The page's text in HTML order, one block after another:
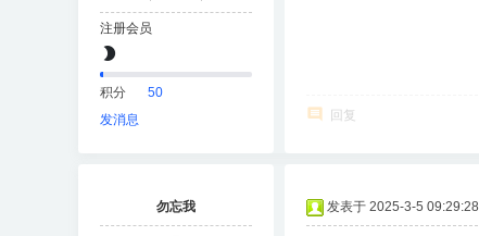
注册会员
积分
50
发消息
回复
勿忘我 发表于 2025-3-5 09:29:28